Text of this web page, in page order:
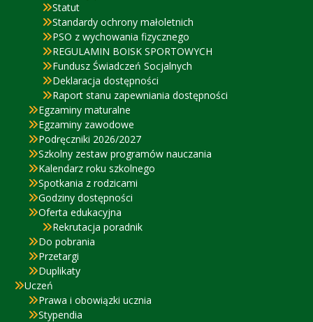
Statut
Standardy ochrony małoletnich
PSO z wychowania fizycznego
REGULAMIN BOISK SPORTOWYCH
Fundusz Świadczeń Socjalnych
Deklaracja dostępności
Raport stanu zapewniania dostępności
Egzaminy maturalne
Egzaminy zawodowe
Podręczniki 2026/2027
Szkolny zestaw programów nauczania
Kalendarz roku szkolnego
Spotkania z rodzicami
Godziny dostępności
Oferta edukacyjna
Rekrutacja poradnik
Do pobrania
Przetargi
Duplikaty
Uczeń
Prawa i obowiązki ucznia
Stypendia